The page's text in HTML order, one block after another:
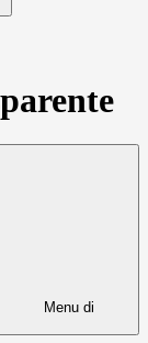
Menu di